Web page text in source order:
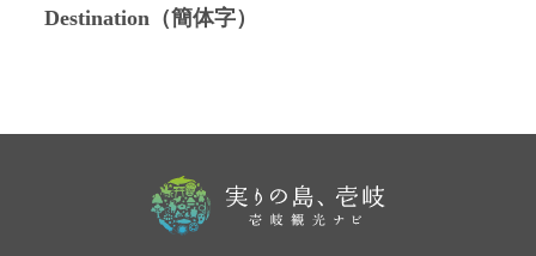
Destination（簡体字）